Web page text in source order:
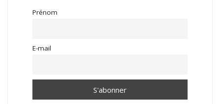
Prénom
E-mail